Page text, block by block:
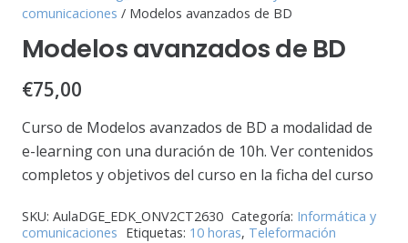
comunicaciones / Modelos avanzados de BD
Modelos avanzados de BD
€75,00
Curso de Modelos avanzados de BD a modalidad de
e-learning con una duración de 10h. Ver contenidos
completos y objetivos del curso en la ficha del curso
SKU: AulaDGE_EDK_ONV2CT2630 Categoría: Informática y
comunicaciones Etiquetas: 10 horas, Teleformación